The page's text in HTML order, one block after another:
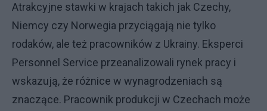
Atrakcyjne stawki w krajach takich jak Czechy,
Niemcy czy Norwegia przyciągają nie tylko
rodaków, ale też pracowników z Ukrainy. Eksperci
Personnel Service przeanalizowali rynek pracy i
wskazują, że różnice w wynagrodzeniach są
znaczące. Pracownik produkcji w Czechach może